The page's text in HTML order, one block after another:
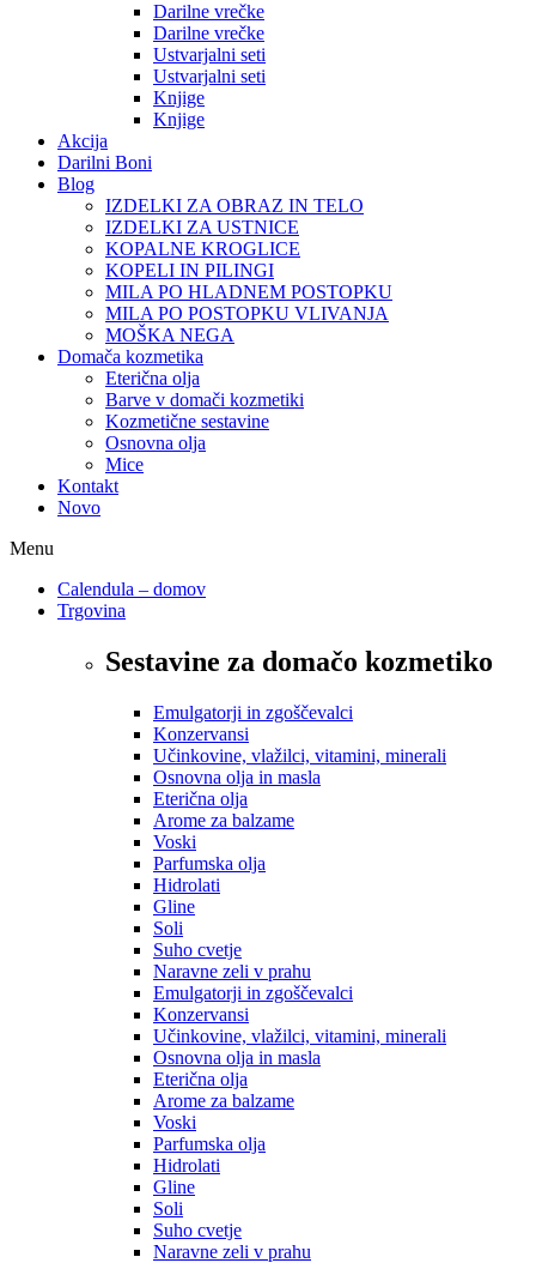
Darilne vrečke
Darilne vrečke
Ustvarjalni seti
Ustvarjalni seti
Knjige
Knjige
Akcija
Darilni Boni
Blog
IZDELKI ZA OBRAZ IN TELO
IZDELKI ZA USTNICE
KOPALNE KROGLICE
KOPELI IN PILINGI
MILA PO HLADNEM POSTOPKU
MILA PO POSTOPKU VLIVANJA
MOŠKA NEGA
Domača kozmetika
Eterična olja
Barve v domači kozmetiki
Kozmetične sestavine
Osnovna olja
Mice
Kontakt
Novo
Menu
Calendula – domov
Trgovina
Sestavine za domačo kozmetiko
Emulgatorji in zgoščevalci
Konzervansi
Učinkovine, vlažilci, vitamini, minerali
Osnovna olja in masla
Eterična olja
Arome za balzame
Voski
Parfumska olja
Hidrolati
Gline
Soli
Suho cvetje
Naravne zeli v prahu
Emulgatorji in zgoščevalci
Konzervansi
Učinkovine, vlažilci, vitamini, minerali
Osnovna olja in masla
Eterična olja
Arome za balzame
Voski
Parfumska olja
Hidrolati
Gline
Soli
Suho cvetje
Naravne zeli v prahu